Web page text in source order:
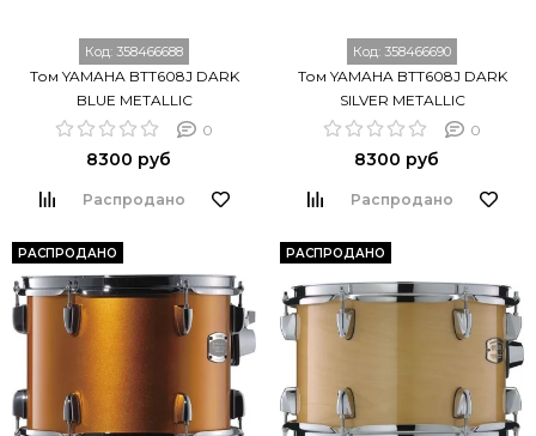
Код: 358466688
Том YAMAHA BTT608J DARK
BLUE METALLIC
0
8300 руб
Распродано
Код: 358466690
Том YAMAHA BTT608J DARK
SILVER METALLIC
0
8300 руб
Распродано
РАСПРОДАНО РАСПРОДАНО